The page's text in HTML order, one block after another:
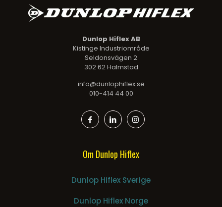
Dunlop Hiflex AB
Kistinge Industriområde
Seldonsvägen 2
302 62 Halmstad
info@dunlophiflex.se
010-414 44 00
Om Dunlop Hiflex
Dunlop Hiflex Sverige
Dunlop Hiflex Norge